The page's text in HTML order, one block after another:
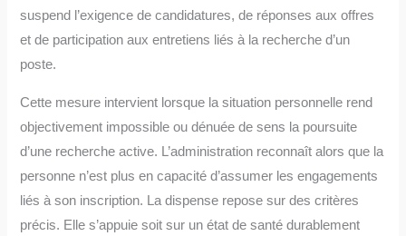
suspend l’exigence de candidatures, de réponses aux offres
et de participation aux entretiens liés à la recherche d’un
poste.
Cette mesure intervient lorsque la situation personnelle rend
objectivement impossible ou dénuée de sens la poursuite
d’une recherche active. L’administration reconnaît alors que la
personne n’est plus en capacité d’assumer les engagements
liés à son inscription. La dispense repose sur des critères
précis. Elle s’appuie soit sur un état de santé durablement